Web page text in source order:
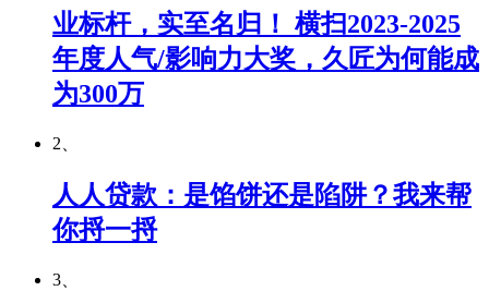
业标杆，实至名归！ 横扫2023-2025
年度人气/影响力大奖，久匠为何能成
为300万
2、
人人贷款：是馅饼还是陷阱？我来帮
你捋一捋
3、